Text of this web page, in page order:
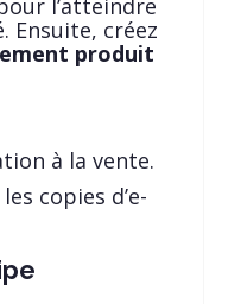
l’atteindre
Ensuite, créez
produit
à la vente.
copies d’e-